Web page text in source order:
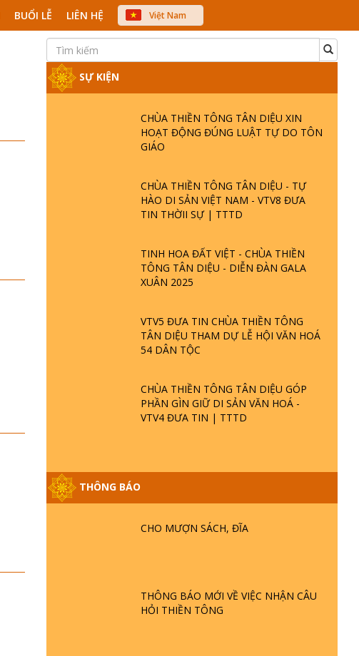
BUỔI LỄ LIÊN HỆ
Việt Nam
中文
SỰ KIỆN
CHÙA THIỀN TÔNG TÂN DIỆU XIN
HOẠT ĐỘNG ĐÚNG LUẬT TỰ DO TÔN
GIÁO
CHÙA THIỀN TÔNG TÂN DIỆU - TỰ
HÀO DI SẢN VIỆT NAM - VTV8 ĐƯA
TIN THỜII SỰ | TTTD
TINH HOA ĐẤT VIỆT - CHÙA THIỀN
TÔNG TÂN DIỆU - DIỄN ĐÀN GALA
XUÂN 2025
VTV5 ĐƯA TIN CHÙA THIỀN TÔNG
TÂN DIỆU THAM DỰ LỄ HỘI VĂN HOÁ
54 DÂN TỘC
CHÙA THIỀN TÔNG TÂN DIỆU GÓP
PHẦN GÌN GIỮ DI SẢN VĂN HOÁ -
VTV4 ĐƯA TIN | TTTD
THÔNG BÁO
CHO MƯỢN SÁCH, ĐĨA
THÔNG BÁO MỚI VỀ VIỆC NHẬN CÂU
HỎI THIỀN TÔNG
GIẢI ĐÁP ĐẶC BIỆT P25 - SUỐT 49 NĂM
TTTD